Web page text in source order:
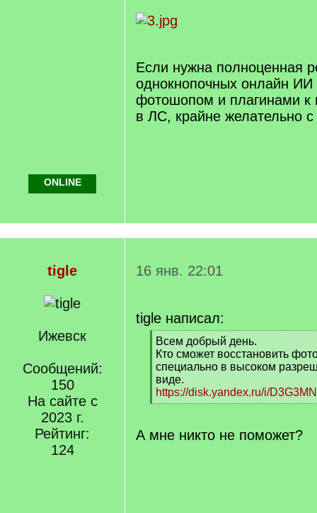
Если нужна полноценная
однокнопочных онлайн ИИ
фотошопом и плагинами к
в ЛС, крайне желательно
ONLINE
tigle
Ижевск
Сообщений:
150
На сайте с
2023 г.
Рейтинг:
124
16 янв. 22:01
tigle написал:
[
q
]
Всем добрый день.
Кто сможет восстановить
специально в высоком
виде.
https://disk.yandex.ru/i/
[
q
]
А мне никто не поможет?